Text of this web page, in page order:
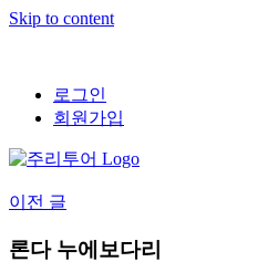
Skip to content
로그인
회원가입
이전 글
론다 누에보다리